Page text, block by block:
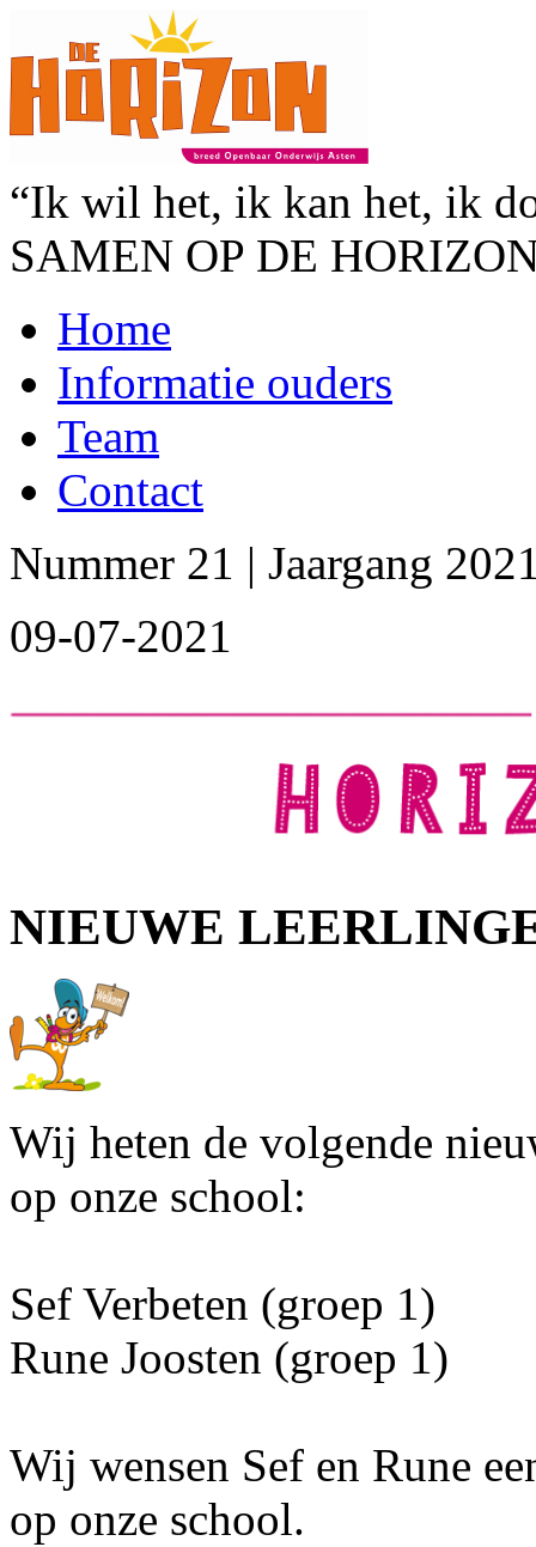
“Ik wil het, ik kan het, ik
SAMEN OP DE
Home
Informatie ouders
Team
Contact
Nummer 21 | Jaargang
09-07-2021
NIEUWE
Wij heten de volgende
op onze school:
Sef Verbeten (groep 1)
Rune Joosten (groep 1)
Wij wensen Sef en Rune
op onze school.